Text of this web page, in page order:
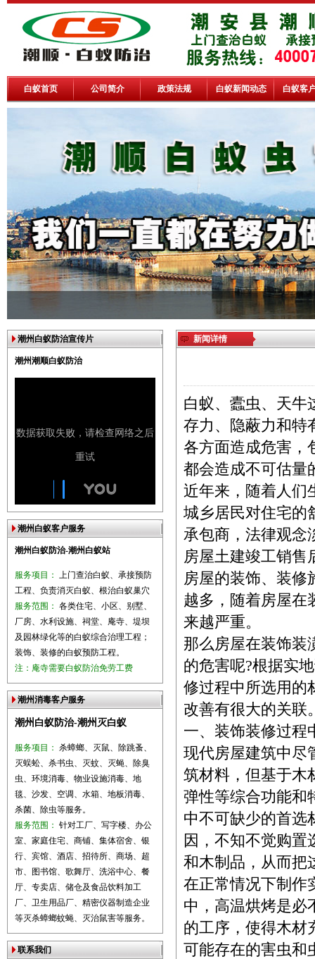
白蚁首页 公司简介 政策法规 白蚁新闻动态 白蚁客
潮州白蚁防治宣传片
潮州潮顺白蚁防治
潮州白蚁客户服务
潮州白蚁防治-潮州白蚁站
服务项目： 上门查治白蚁、承接预防
工程、负责消灭白蚁、根治白蚁巢穴
服务范围： 各类住宅、小区、别墅、
厂房、水利设施、祠堂、庵寺、堤坝
及园林绿化等的白蚁综合治理工程；
装饰、装修的白蚁预防工程。
注：庵寺需要白蚁防治免劳工费
潮州消毒客户服务
潮州白蚁防治-潮州灭白蚁
服务项目： 杀蟑螂、灭鼠、除跳蚤、
灭蜈蚣、杀书虫、灭蚊、灭蝇、除臭
虫、环境消毒、物业设施消毒、地
毯、沙发、空调、水箱、地板消毒、
杀菌、除虫等服务。
服务范围： 针对工厂、写字楼、办公
室、家庭住宅、商铺、集体宿舍、银
行、宾馆、酒店、招待所、商场、超
市、图书馆、歌舞厅、洗浴中心、餐
厅、专卖店、储仓及食品饮料加工
厂、卫生用品厂、精密仪器制造企业
等灭杀蟑螂蚊蝇、灭治鼠害等服务。
联系我们
新闻详情
白蚁、蠹虫、天牛
存力、隐蔽力和特
各方面造成危害，
都会造成不可估量
近年来，随着人们
城乡居民对住宅的
承包商，法律观念
房屋土建竣工销售
房屋的装饰、装修
越多，随着房屋在
来越严重。
那么房屋在装饰装
的危害呢?根据实
修过程中所选用的
改善有很大的关联
一、装饰装修过程
现代房屋建筑中尽
筑材料，但基于木
弹性等综合功能和
中不可缺少的首选
因，不知不觉购置
和木制品，从而把
在正常情况下制作
中，高温烘烤是必
的工序，使得木材
可能存在的害虫和